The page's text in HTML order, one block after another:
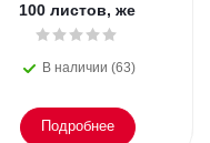
100 листов, же
В наличии (63)
Подробнее